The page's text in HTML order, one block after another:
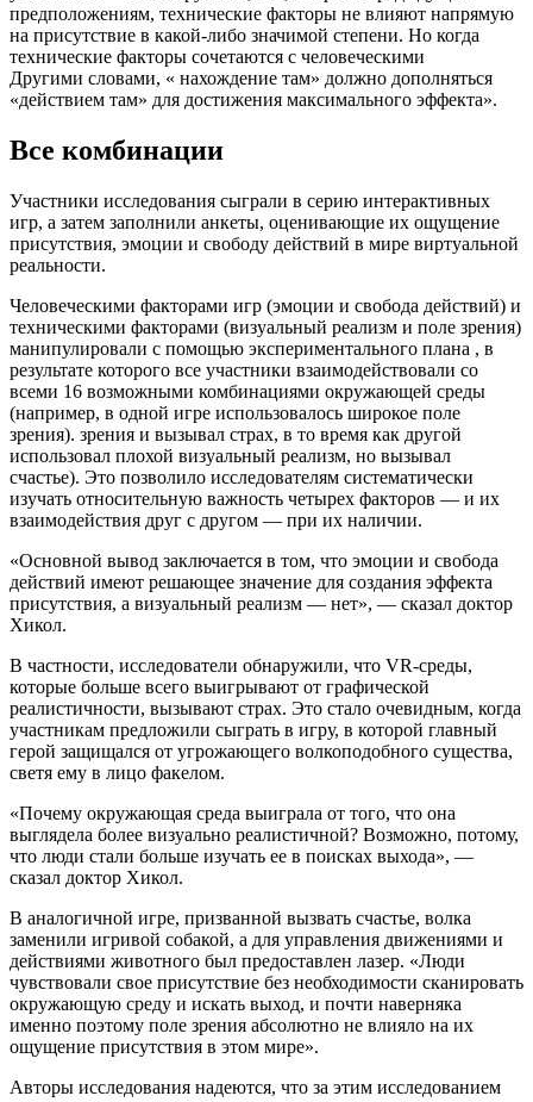
предположениям, технические факторы не влияют напрямую
на присутствие в какой-либо значимой степени. Но когда
технические факторы сочетаются с человеческими
Другими словами, « нахождение там» должно дополняться
«действием там» для достижения максимального эффекта».
Все комбинации
Участники исследования сыграли в серию интерактивных
игр, а затем заполнили анкеты, оценивающие их ощущение
присутствия, эмоции и свободу действий в мире виртуальной
реальности.
Человеческими факторами игр (эмоции и свобода действий) и
техническими факторами (визуальный реализм и поле зрения)
манипулировали с помощью экспериментального плана , в
результате которого все участники взаимодействовали со
всеми 16 возможными комбинациями окружающей среды
(например, в одной игре использовалось широкое поле
зрения). зрения и вызывал страх, в то время как другой
использовал плохой визуальный реализм, но вызывал
счастье). Это позволило исследователям систематически
изучать относительную важность четырех факторов — и их
взаимодействия друг с другом — при их наличии.
«Основной вывод заключается в том, что эмоции и свобода
действий имеют решающее значение для создания эффекта
присутствия, а визуальный реализм — нет», — сказал доктор
Хикол.
В частности, исследователи обнаружили, что VR-среды,
которые больше всего выигрывают от графической
реалистичности, вызывают страх. Это стало очевидным, когда
участникам предложили сыграть в игру, в которой главный
герой защищался от угрожающего волкоподобного существа,
светя ему в лицо факелом.
«Почему окружающая среда выиграла от того, что она
выглядела более визуально реалистичной? Возможно, потому,
что люди стали больше изучать ее в поисках выхода», —
сказал доктор Хикол.
В аналогичной игре, призванной вызвать счастье, волка
заменили игривой собакой, а для управления движениями и
действиями животного был предоставлен лазер. «Люди
чувствовали свое присутствие без необходимости сканировать
окружающую среду и искать выход, и почти наверняка
именно поэтому поле зрения абсолютно не влияло на их
ощущение присутствия в этом мире».
Авторы исследования надеются, что за этим исследованием